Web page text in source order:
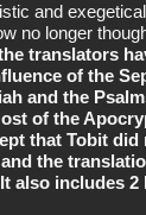
and
no longer
translators
of the
and the
of the
that Tobit did
the
also includes